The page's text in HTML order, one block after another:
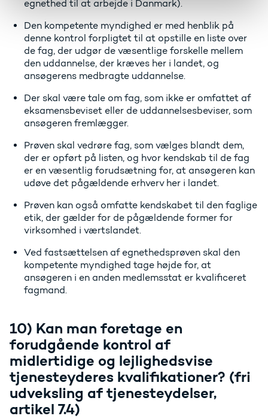
egnethed til at arbejde i Danmark).
Den kompetente myndighed er med henblik på
denne kontrol forpligtet til at opstille en liste over
de fag, der udgør de væsentlige forskelle mellem
den uddannelse, der kræves her i landet, og
ansøgerens medbragte uddannelse.
Der skal være tale om fag, som ikke er omfattet af
eksamensbeviset eller de uddannelsesbeviser, som
ansøgeren fremlægger.
Prøven skal vedrøre fag, som vælges blandt dem,
der er opført på listen, og hvor kendskab til de fag
er en væsentlig forudsætning for, at ansøgeren kan
udøve det pågældende erhverv her i landet.
Prøven kan også omfatte kendskabet til den faglige
etik, der gælder for de pågældende former for
virksomhed i værtslandet.
Ved fastsættelsen af egnethedsprøven skal den
kompetente myndighed tage højde for, at
ansøgeren i en anden medlemsstat er kvalificeret
fagmand.
10) Kan man foretage en
forudgående kontrol af
midlertidige og lejlighedsvise
tjenesteyderes kvalifikationer? (fri
udveksling af tjenesteydelser,
artikel 7.4)